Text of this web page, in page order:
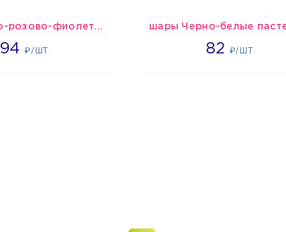
шары Бело-розово-фиолетово-бордово-золотые металлик
94₽/ШТ.
1697
82 ₽/ШТ.
1637